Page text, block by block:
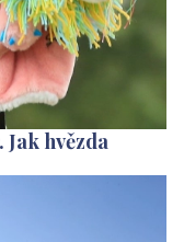
hvězda